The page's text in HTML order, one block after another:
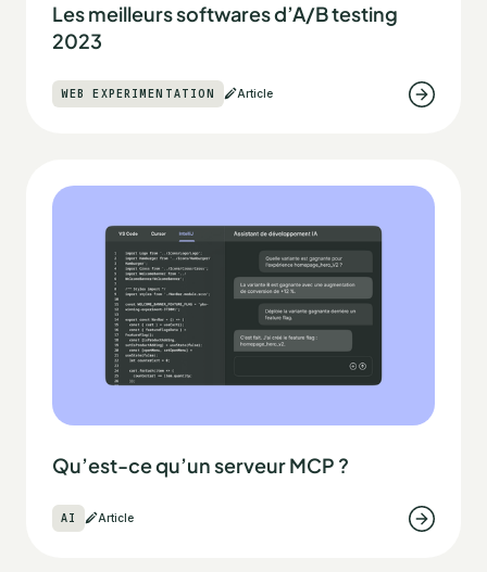
Les meilleurs softwares d’A/B testing
2023
WEB EXPERIMENTATION Article
Qu’est-ce qu’un serveur MCP ?
AI Article